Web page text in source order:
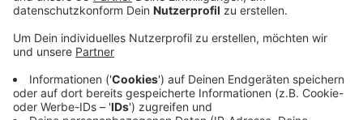
Corona-Schutzverordnung NRW.
Veröffentlicht:Donnerstag, 13.10.2022 08:44
Anzeige